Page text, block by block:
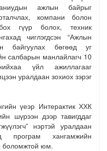
ажлын байрыг
компани болон
гүүр болох, техник
чиглэгдсэн “Ажлын
байгуулах бөгөөд уг
салбарын манлайлагч 10
үйл ажиллагааг
уралдаан зохиох зэрэг
үеэр Интерактик ХХК
шүрээн дээр тавигддаг
нэртэй уралдаан
програм хангамжийн
боломжтой юм.